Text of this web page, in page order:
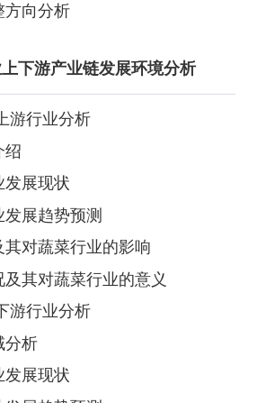
方向分析
下游产业链发展环境分析
游行业分析
绍
发展现状
展趋势预测
对蔬菜行业的影响
其对蔬菜行业的意义
游行业分析
分析
发展现状